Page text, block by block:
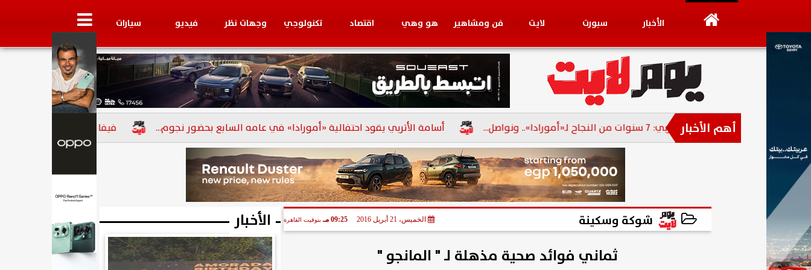
الأخبار سبورت لايت فن ومشاهير هو وهي اقتصاد
بنوك
تكنولوجي وجهات نظر فيديو سيارات
أهم الأخبار فيفا يوقع عقوبة جديدة على الزمالك بإيقاف أسامة الأتربي يقود احتفالية «أمورادا» في عامه السابع بحضور نجوم... أسامة أبو العز الأتربي: 7 سنوات من النجاح لـ«أمورادا».. ونواصل...
الأخبار شوكة وسكينة الخميس، 21 أبريل 2016 09:25 مـ بتوقيت القاهرة
ثماني فوائد صحية مذهلة لـ " المانجو "